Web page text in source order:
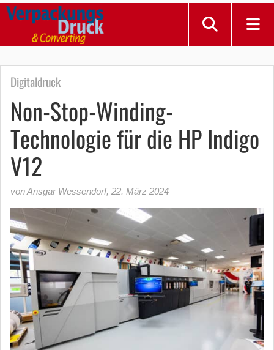
Digitaldruck
Non-Stop-Winding-
Technologie für die HP Indigo
V12
von Ansgar Wessendorf, 22. März 2024